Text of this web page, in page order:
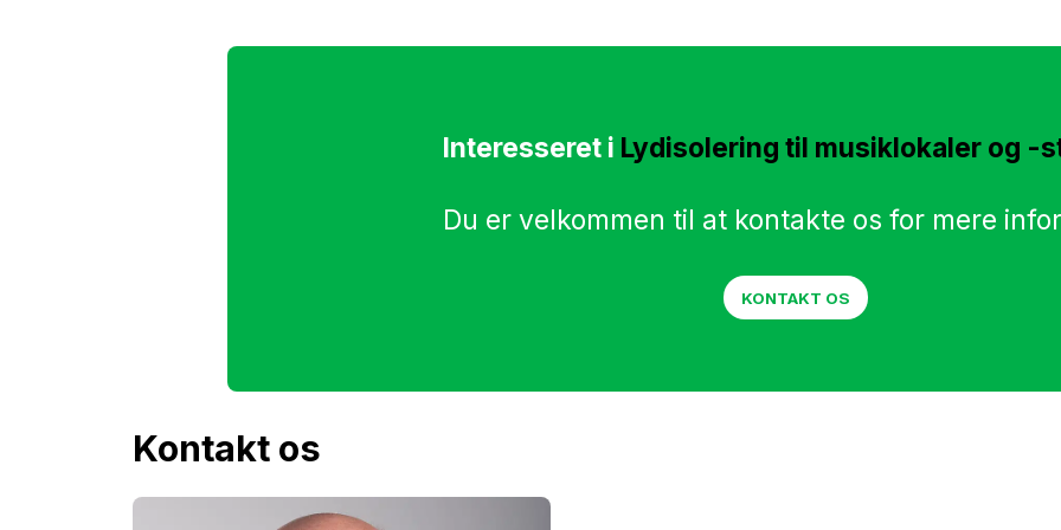
Interesseret i Lydisolering til musiklokaler og -
Du er velkommen til at kontakte os for mere
KONTAKT OS
Kontakt os